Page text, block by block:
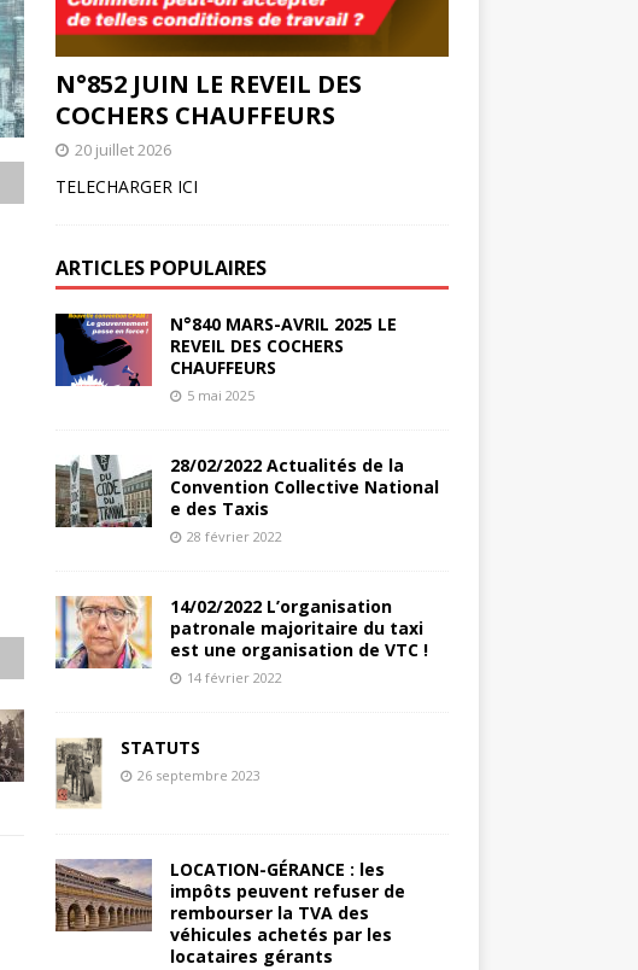
N°852 JUIN LE REVEIL DES
COCHERS CHAUFFEURS
20 juillet 2026
TELECHARGER ICI
ARTICLES POPULAIRES
N°840 MARS-AVRIL 2025 LE
REVEIL DES COCHERS
CHAUFFEURS
5 mai 2025
28/02/2022 Actualités de la
Convention Collective National
e des Taxis
28 février 2022
14/02/2022 L’organisation
patronale majoritaire du taxi
est une organisation de VTC !
14 février 2022
STATUTS
26 septembre 2023
LOCATION-GÉRANCE : les
impôts peuvent refuser de
rembourser la TVA des
véhicules achetés par les
locataires gérants